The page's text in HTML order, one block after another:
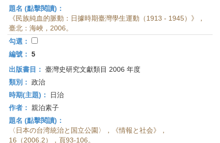
題名 (點擊閱讀)：
《民族純血的脈動：日據時期臺灣學生運動（1913 - 1945）》，
臺北：海峽，2006。
勾選：
編號： 5
出版書目： 臺灣史研究文獻類目 2006 年度
類別： 政治
時期(主題)：
日治
作者： 親泊素子
題名 (點擊閱讀)：
〈日本の台湾統治と国立公園〉，《情報と社会》，
16（2006.2），頁93-106。